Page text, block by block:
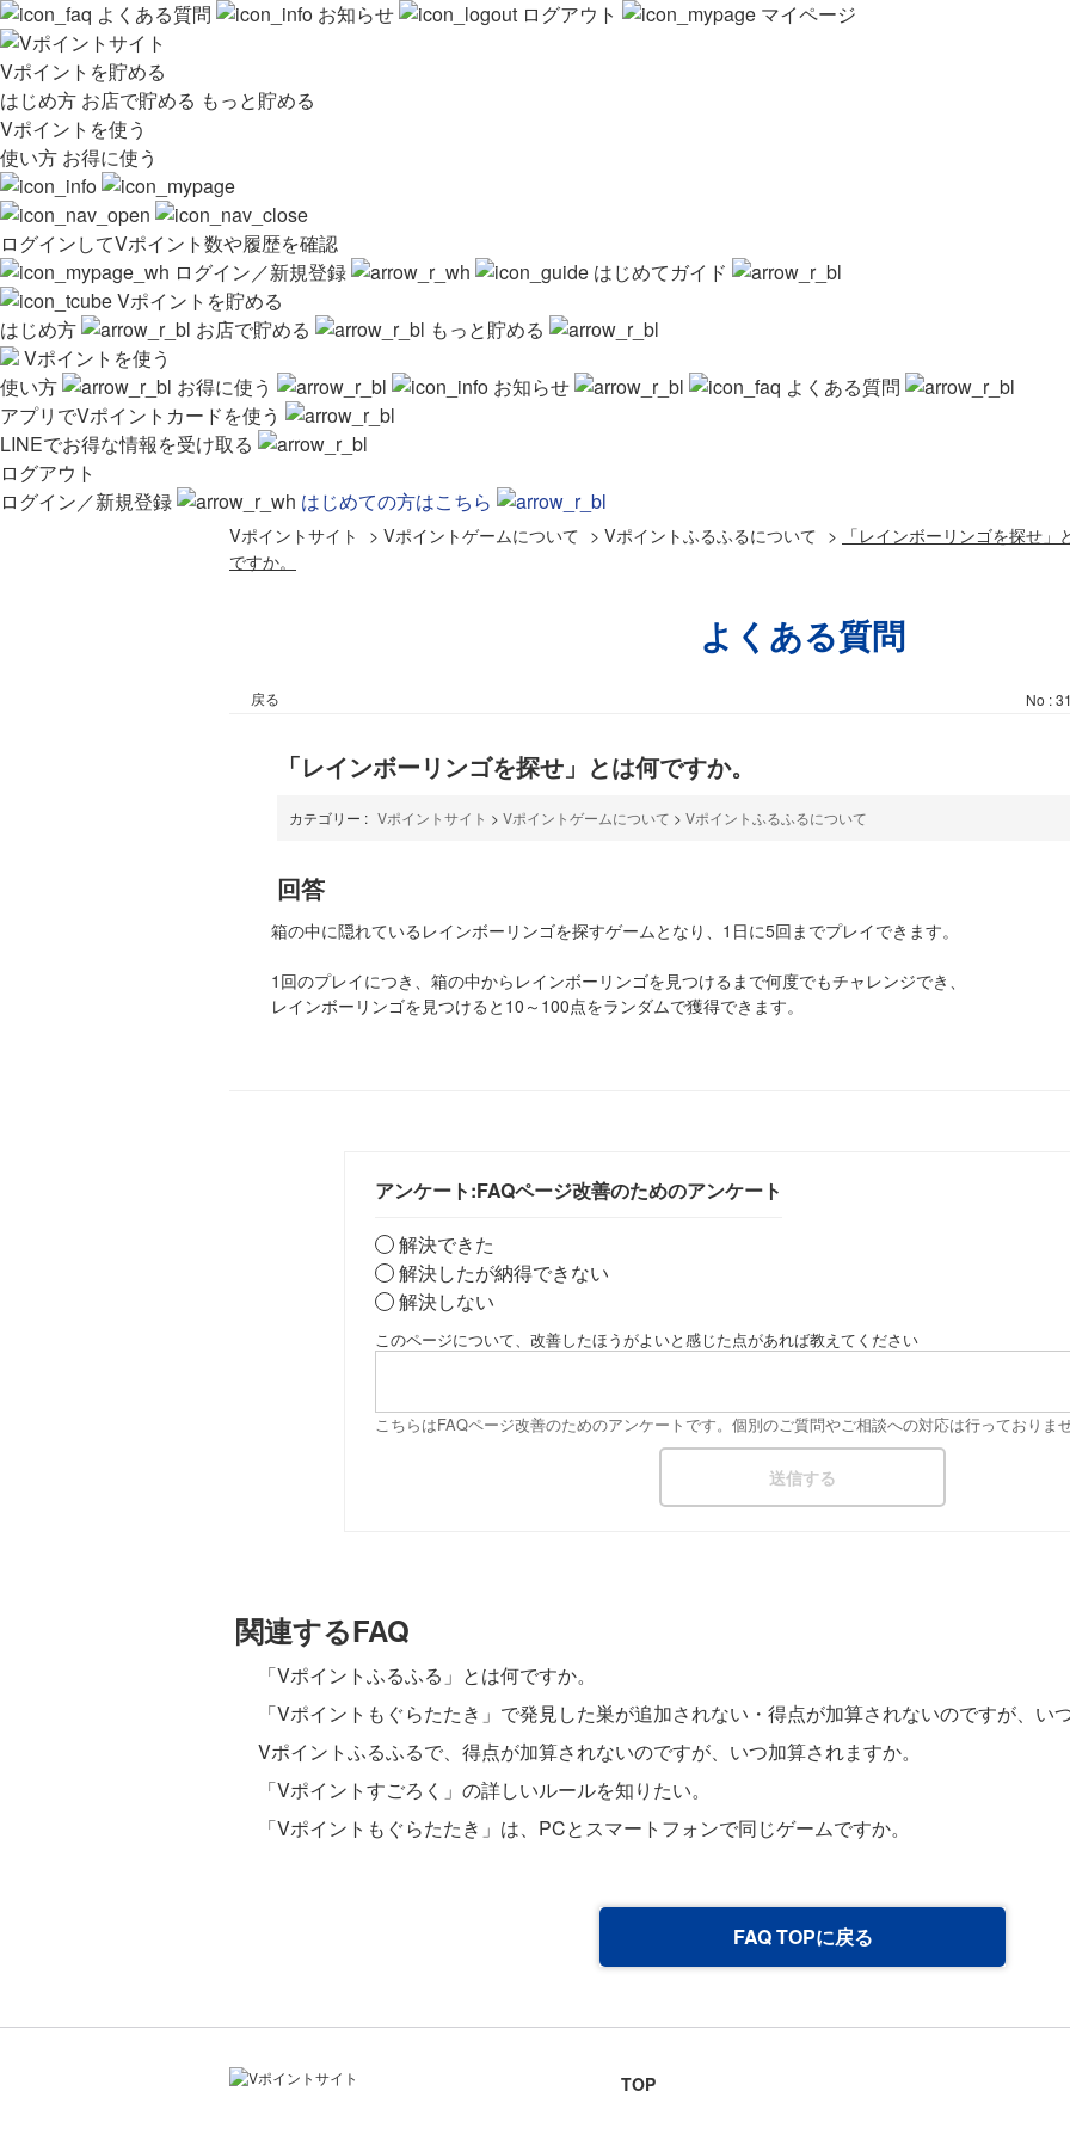
よくある質問 お知らせ ログアウト マイページ
Vポイントを貯める
はじめ方 お店で貯める もっと貯める
Vポイントを使う
使い方 お得に使う
ログインしてVポイント数や履歴を確認
ログイン／新規登録
はじめてガイド
Vポイントを貯める
はじめ方
お店で貯める
もっと貯める
Vポイントを使う
使い方
お得に使う お知らせ
よくある質問
アプリでVポイントカードを使う
LINEでお得な情報を受け取る
ログアウト
ログイン／新規登録
はじめての方はこちら
Vポイントサイト > Vポイントゲームについて > Vポイントふるふるについて >
「レインボーリンゴを探せ」
ですか。
よくある質問
戻る No :
「レインボーリンゴを探せ」とは何ですか。
カテゴリー : Vポイントサイト > Vポイントゲームについて > Vポイントふるふるについて
回答
箱の中に隠れているレインボーリンゴを探すゲームとなり、1日に5回までプレイできます。
1回のプレイにつき、箱の中からレインボーリンゴを見つけるまで何度でもチャレンジでき、
レインボーリンゴを見つけると10～100点をランダムで獲得できます。
アンケート:FAQページ改善のためのアンケート
解決できた
解決したが納得できない
解決しない
このページについて、改善したほうがよいと感じた点があれば教えてください
こちらはFAQページ改善のためのアンケートです。個別のご質問やご相談への対応は行っておりま
関連するFAQ
「Vポイントふるふる」とは何ですか。
「Vポイントもぐらたたき」で発見した巣が追加されない・得点が加算されないのですが、い
Vポイントふるふるで、得点が加算されないのですが、いつ加算されますか。
「Vポイントすごろく」の詳しいルールを知りたい。
「Vポイントもぐらたたき」は、PCとスマートフォンで同じゲームですか。
FAQ TOPに戻る
TOP